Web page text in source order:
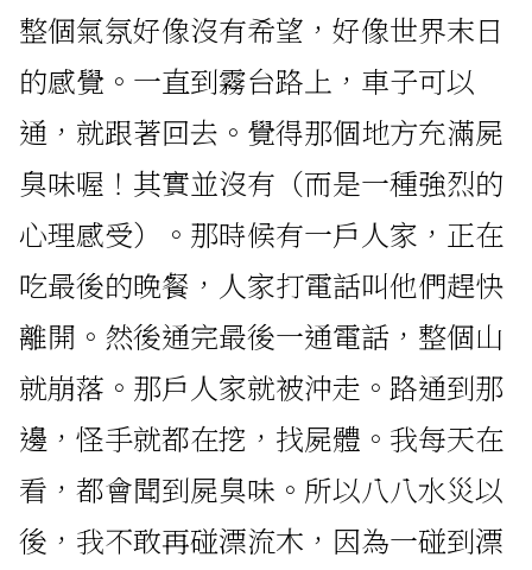
整個氣氛好像沒有希望，好像世界末日
的感覺。一直到霧台路上，車子可以
通，就跟著回去。覺得那個地方充滿屍
臭味喔！其實並沒有（而是一種強烈的
心理感受）。那時候有一戶人家，正在
吃最後的晚餐，人家打電話叫他們趕快
離開。然後通完最後一通電話，整個山
就崩落。那戶人家就被沖走。路通到那
邊，怪手就都在挖，找屍體。我每天在
看，都會聞到屍臭味。所以八八水災以
後，我不敢再碰漂流木，因為一碰到漂